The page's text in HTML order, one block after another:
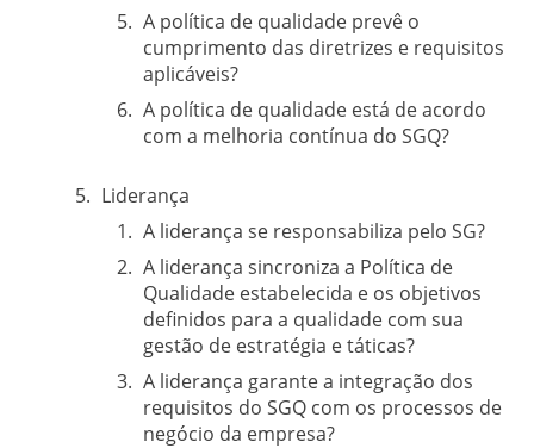
A política de qualidade prevê o
cumprimento das diretrizes e requisitos
aplicáveis?
A política de qualidade está de acordo
com a melhoria contínua do SGQ?
Liderança
A liderança se responsabiliza pelo SG?
A liderança sincroniza a Política de
Qualidade estabelecida e os objetivos
definidos para a qualidade com sua
gestão de estratégia e táticas?
A liderança garante a integração dos
requisitos do SGQ com os processos de
negócio da empresa?